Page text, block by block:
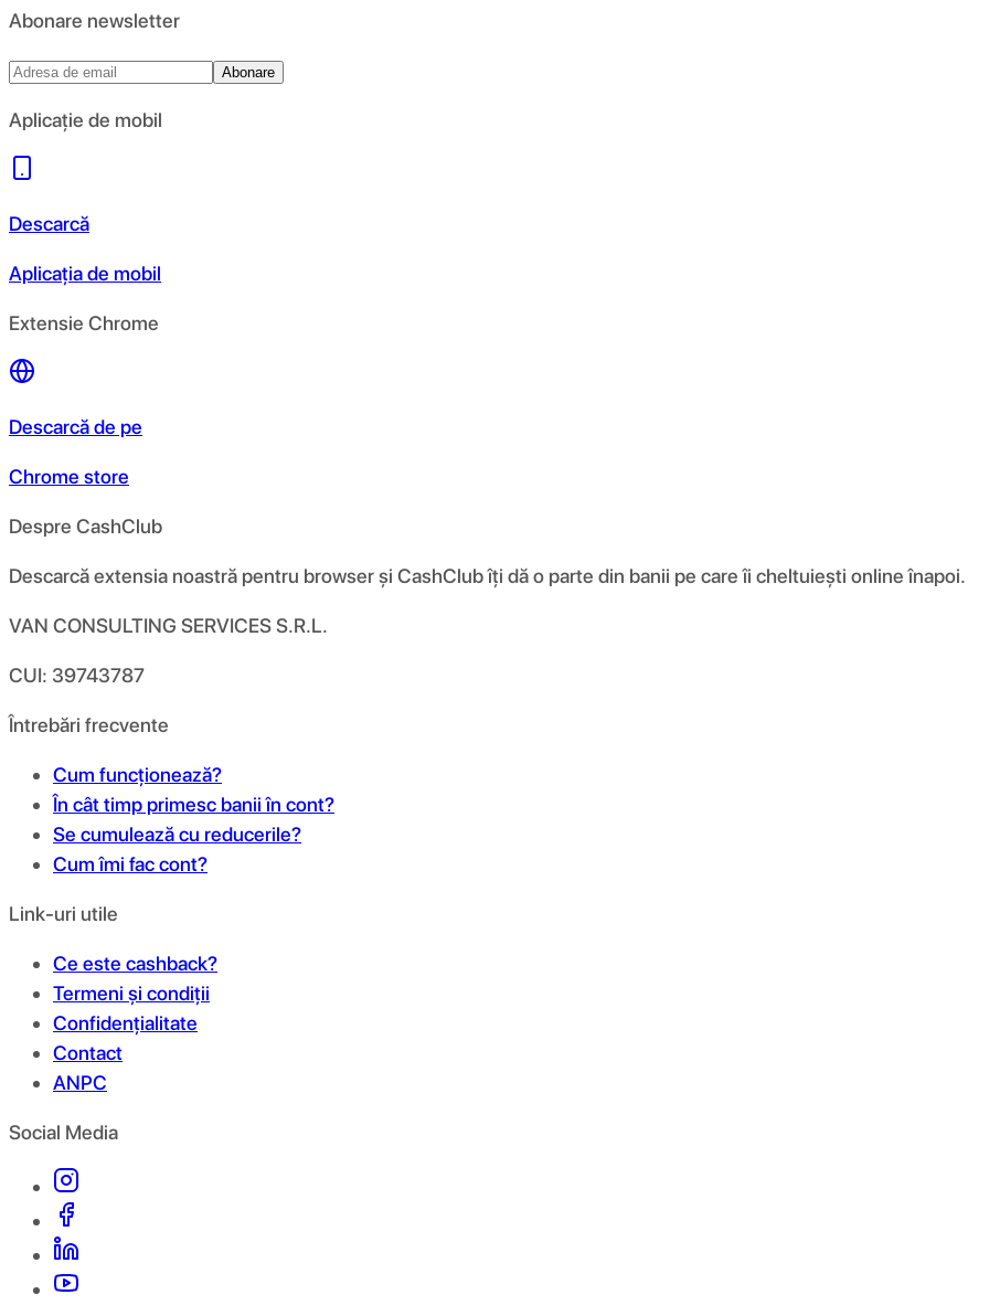
Abonare newsletter
Abonare
Aplicație de mobil
Descarcă
Aplicația de mobil
Extensie Chrome
Descarcă de pe
Chrome store
Despre CashClub
Descarcă extensia noastră pentru browser și CashClub îți dă o parte din banii pe care îi cheltuiești online înapoi.
VAN CONSULTING SERVICES S.R.L.
CUI: 39743787
Întrebări frecvente
Cum funcționează?
În cât timp primesc banii în cont?
Se cumulează cu reducerile?
Cum îmi fac cont?
Link-uri utile
Ce este cashback?
Termeni și condiții
Confidențialitate
Contact
ANPC
Social Media